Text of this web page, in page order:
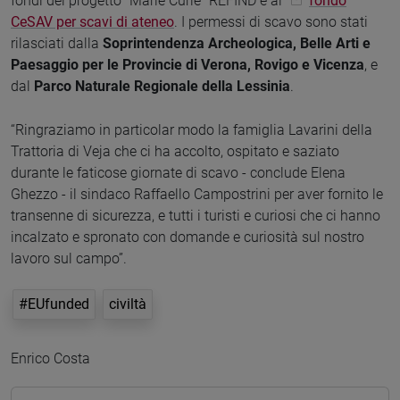
CeSAV per scavi di ateneo . I permessi di scavo sono stati
rilasciati dalla Soprintendenza Archeologica, Belle Arti e
Paesaggio per le Provincie di Verona, Rovigo e Vicenza, e
dal Parco Naturale Regionale della Lessinia
“Ringraziamo in particolar modo la famiglia Lavarini della
Trattoria di Veja che ci ha accolto, ospitato e saziato
durante le faticose giornate di scavo - conclude Elena
Ghezzo - il sindaco Raffaello Campostrini per aver fornito le
transenne di sicurezza, e tutti i turisti e curiosi che ci hanno
incalzato e spronato con domande e curiosità sul nostro
lavoro sul campo”.
#EUfunded civiltà
Enrico Costa